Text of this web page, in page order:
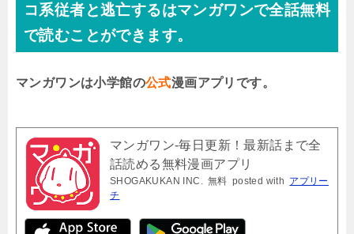
コ系従者と逃亡するはマンガワンで全話無料
で読むことができます。
マンガワンは小学館の公式漫画アプリです。
マンガワン-毎日更新！最新話まで全
話読める無料漫画アプリ
SHOGAKUKAN INC. 無料 posted with アプリー
チ